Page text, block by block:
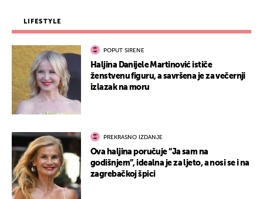
LIFESTYLE
POPUT SIRENE
Haljina Danijele Martinović ističe
ženstvenu figuru, a savršena je za večernji
izlazak na moru
PREKRASNO IZDANJE
Ova haljina poručuje “Ja sam na
godišnjem”, idealna je za ljeto, a nosi se i na
zagrebačkoj špici